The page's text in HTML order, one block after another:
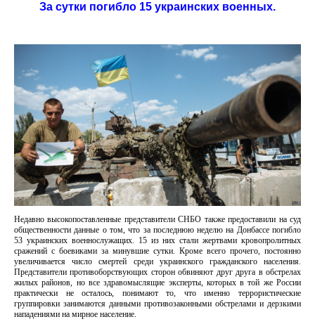
За сутки погибло 15 украинских военных.
Недавно высокопоставленные представители СНБО также предоставили на суд
общественности данные о том, что за последнюю неделю на Донбассе погибло
53 украинских военнослужащих. 15 из них стали жертвами кровопролитных
сражений с боевиками за минувшие сутки. Кроме всего прочего, постоянно
увеличивается число смертей среди украинского гражданского населения.
Представители противоборствующих сторон обвиняют друг друга в обстрелах
жилых районов, но все здравомыслящие эксперты, которых в той же России
практически не осталось, понимают то, что именно террористические
группировки занимаются данными противозаконными обстрелами и дерзкими
нападениями на мирное население.